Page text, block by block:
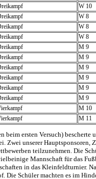
W 10
W 8
W 8
W 8
M 9
M 9
M 9
M 9
M 9
M 9
M 10
M 11
beim ersten Versuch)
Zwei unserer Hauptsponsoren,
teilzunehmen. Die
Mannschaft für das
in das Kleinfeldturnier.
Die Schüler machten es im